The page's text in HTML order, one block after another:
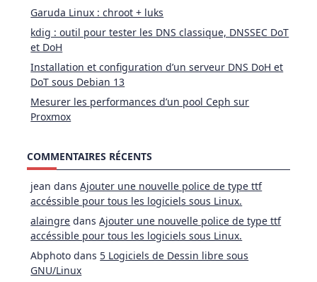
Garuda Linux : chroot + luks
kdig : outil pour tester les DNS classique, DNSSEC DoT
et DoH
Installation et configuration d’un serveur DNS DoH et
DoT sous Debian 13
Mesurer les performances d’un pool Ceph sur
Proxmox
COMMENTAIRES RÉCENTS
jean dansAjouter une nouvelle police de type ttf
accéssible pour tous les logiciels sous Linux.
alaingre dansAjouter une nouvelle police de type ttf
accéssible pour tous les logiciels sous Linux.
Abphoto dans 5 Logiciels de Dessin libre sous
GNU/Linux